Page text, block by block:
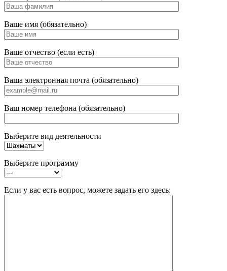
Ваше имя (обязательно)
Ваше отчество (если есть)
Ваша электронная почта (обязательно)
Ваш номер телефона (обязательно)
Выберите вид деятельности
Выберите программу
Если у вас есть вопрос, можете задать его здесь: